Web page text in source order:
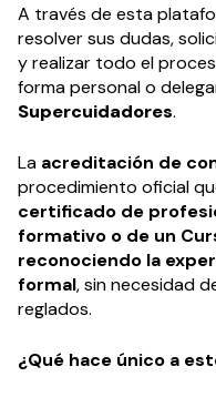
A través de esta
resolver sus dudas,
y realizar todo el
forma personal o
Supercuidadores.
La acreditación de
procedimiento oficial
certificado de
formativo o de un
reconociendo la
formal, sin necesidad
reglados.
¿Qué hace único a